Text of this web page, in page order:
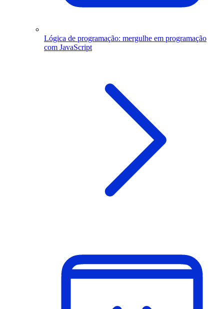
Lógica de programação: mergulhe em programação
com JavaScript